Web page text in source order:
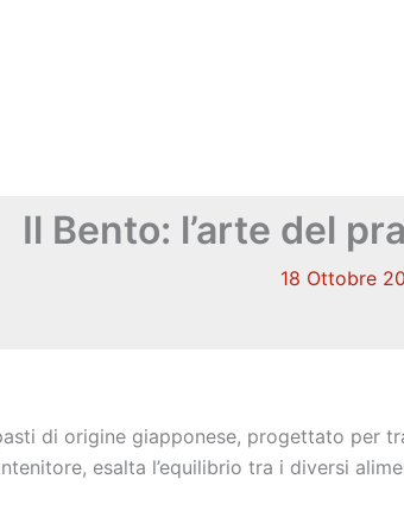
Il Bento: l’arte del
18 Ottobre
di origine giapponese, progettato per
esalta l’equilibrio tra i diversi